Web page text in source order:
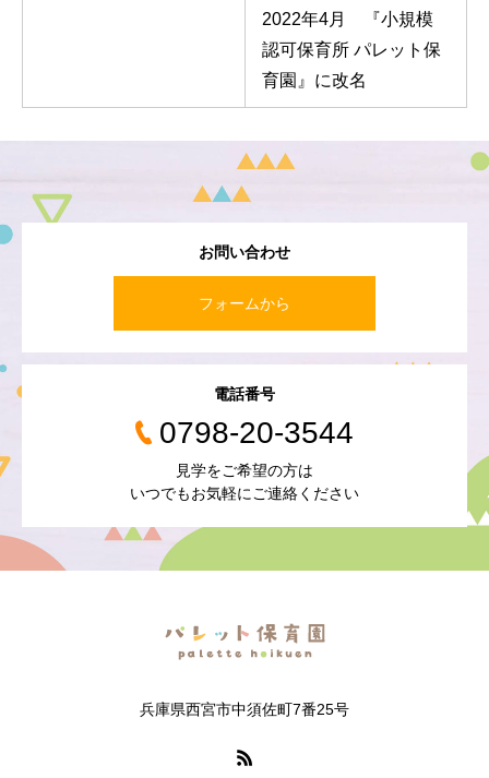
2022年4月 『小規模
認可保育所 パレット保
育園』に改名
お問い合わせ
フォームから
電話番号
0798-20-3544
見学をご希望の方は
いつでもお気軽にご連絡ください
兵庫県西宮市中須佐町7番25号